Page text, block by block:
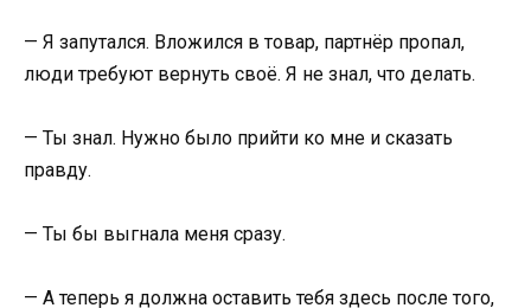
— Я запутался. Вложился в товар, партнёр пропал,
люди требуют вернуть своё. Я не знал, что делать.
— Ты знал. Нужно было прийти ко мне и сказать
правду.
— Ты бы выгнала меня сразу.
— А теперь я должна оставить тебя здесь после того,